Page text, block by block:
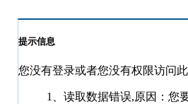
提示信息
您没有登录或者您没有权限访问
1、读取数据错误,原因：您